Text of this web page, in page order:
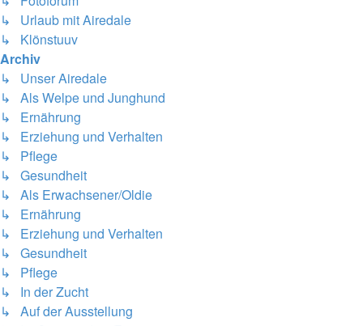
↳ Urlaub mit Airedale
↳ Klönstuuv
Archiv
↳ Unser Airedale
↳ Als Welpe und Junghund
↳ Ernährung
↳ Erziehung und Verhalten
↳ Pflege
↳ Gesundheit
↳ Als Erwachsener/Oldie
↳ Ernährung
↳ Erziehung und Verhalten
↳ Gesundheit
↳ Pflege
↳ In der Zucht
↳ Auf der Ausstellung